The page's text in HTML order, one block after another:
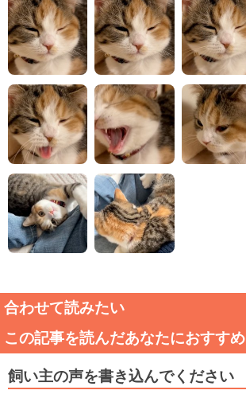
合わせて読みたい
この記事を読んだあなたにおすすめ
飼い主の声を書き込んでください